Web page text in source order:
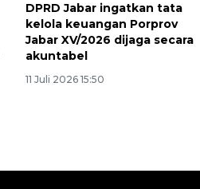
DPRD Jabar ingatkan tata
kelola keuangan Porprov
Jabar XV/2026 dijaga secara
akuntabel
11 Juli 2026 15:50